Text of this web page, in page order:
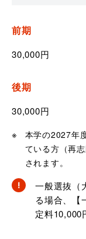
前期
30,000円
後期
30,000円
本学の2027年
ている方（再
されます。
一般選抜（
る場合、【
定料10,000